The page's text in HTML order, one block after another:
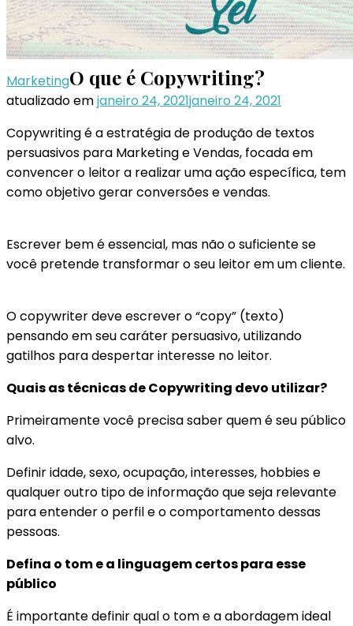
MarketingO que é Copywriting?
atualizado emjaneiro 24, 2021janeiro 24, 2021
Copywriting é a estratégia de produção de textos
persuasivos para Marketing e Vendas, focada em
convencer o leitor a realizar uma ação específica, tem
como objetivo gerar conversões e vendas.
Escrever bem é essencial, mas não o suficiente se
você pretende transformar o seu leitor em um cliente.
O copywriter deve escrever o “copy” (texto)
pensando em seu caráter persuasivo, utilizando
gatilhos para despertar interesse no leitor.
Quais as técnicas de Copywriting devo utilizar?
Primeiramente você precisa saber quem é seu público
alvo.
Definir idade, sexo, ocupação, interesses, hobbies e
qualquer outro tipo de informação que seja relevante
para entender o perfil e o comportamento dessas
pessoas.
Defina o tom e a linguagem certos para esse
público
É importante definir qual o tom e a abordagem ideal